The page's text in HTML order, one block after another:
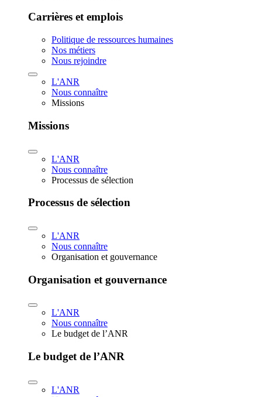
Carrières et emplois
Politique de ressources humaines
Nos métiers
Nous rejoindre
L'ANR
Nous connaître
Missions
Missions
L'ANR
Nous connaître
Processus de sélection
Processus de sélection
L'ANR
Nous connaître
Organisation et gouvernance
Organisation et gouvernance
L'ANR
Nous connaître
Le budget de l’ANR
Le budget de l’ANR
L'ANR